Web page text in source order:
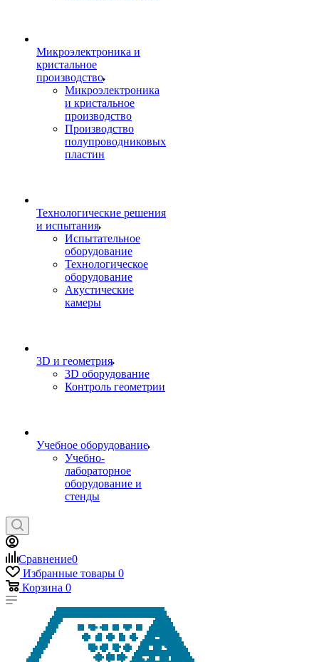
Микроэлектроника и
кристальное
производство
Микроэлектроника
и кристальное
производство
Производство
полупроводниковых
пластин
Технологические решения
и испытания
Испытательное
оборудование
Технологическое
оборудование
Акустические
камеры
3D и геометрия
3D оборудование
Контроль геометрии
Учебное оборудование
Учебно-
лабораторное
оборудование и
стенды
Сравнение0
Избранные товары 0
Корзина 0